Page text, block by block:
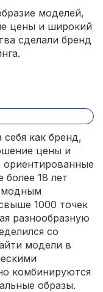
моделей,
цены и широкий
сделали бренд
как бренд,
цены и
ориентированные
18 лет
модным
1000 точек
разнообразную
со
модели в
комбинируются
образы.